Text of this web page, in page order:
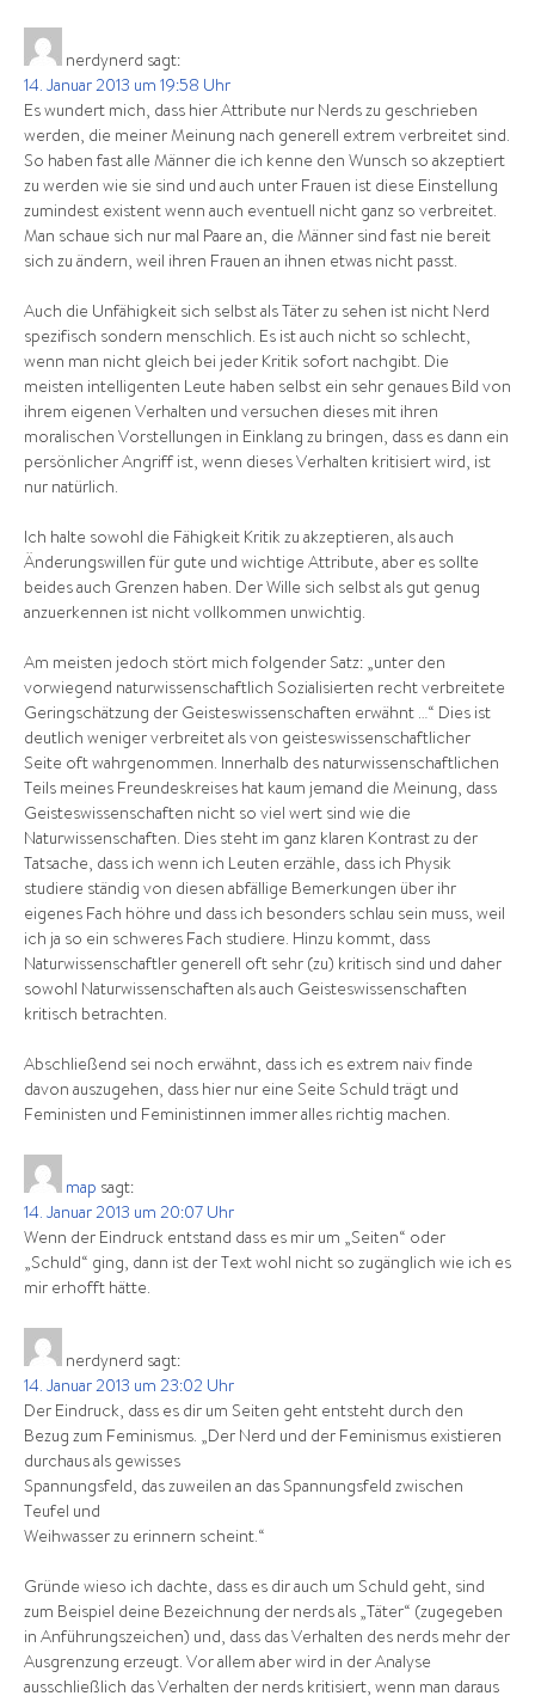
nerdynerd sagt:
14. Januar 2013 um 19:58 Uhr
Es wundert mich, dass hier Attribute nur Nerds zu geschrieben
werden, die meiner Meinung nach generell extrem verbreitet sind.
So haben fast alle Männer die ich kenne den Wunsch so akzeptiert
zu werden wie sie sind und auch unter Frauen ist diese Einstellung
zumindest existent wenn auch eventuell nicht ganz so verbreitet.
Man schaue sich nur mal Paare an, die Männer sind fast nie bereit
sich zu ändern, weil ihren Frauen an ihnen etwas nicht passt.
Auch die Unfähigkeit sich selbst als Täter zu sehen ist nicht Nerd
spezifisch sondern menschlich. Es ist auch nicht so schlecht,
wenn man nicht gleich bei jeder Kritik sofort nachgibt. Die
meisten intelligenten Leute haben selbst ein sehr genaues Bild von
ihrem eigenen Verhalten und versuchen dieses mit ihren
moralischen Vorstellungen in Einklang zu bringen, dass es dann ein
persönlicher Angriff ist, wenn dieses Verhalten kritisiert wird, ist
nur natürlich.
Ich halte sowohl die Fähigkeit Kritik zu akzeptieren, als auch
Änderungswillen für gute und wichtige Attribute, aber es sollte
beides auch Grenzen haben. Der Wille sich selbst als gut genug
anzuerkennen ist nicht vollkommen unwichtig.
Am meisten jedoch stört mich folgender Satz: „unter den
vorwiegend naturwissenschaftlich Sozialisierten recht verbreitete
Geringschätzung der Geisteswissenschaften erwähnt …“ Dies ist
deutlich weniger verbreitet als von geisteswissenschaftlicher
Seite oft wahrgenommen. Innerhalb des naturwissenschaftlichen
Teils meines Freundeskreises hat kaum jemand die Meinung, dass
Geisteswissenschaften nicht so viel wert sind wie die
Naturwissenschaften. Dies steht im ganz klaren Kontrast zu der
Tatsache, dass ich wenn ich Leuten erzähle, dass ich Physik
studiere ständig von diesen abfällige Bemerkungen über ihr
eigenes Fach höhre und dass ich besonders schlau sein muss, weil
ich ja so ein schweres Fach studiere. Hinzu kommt, dass
Naturwissenschaftler generell oft sehr (zu) kritisch sind und daher
sowohl Naturwissenschaften als auch Geisteswissenschaften
kritisch betrachten.
Abschließend sei noch erwähnt, dass ich es extrem naiv finde
davon auszugehen, dass hier nur eine Seite Schuld trägt und
Feministen und Feministinnen immer alles richtig machen.
map sagt:
14. Januar 2013 um 20:07 Uhr
Wenn der Eindruck entstand dass es mir um „Seiten“ oder
„Schuld“ ging, dann ist der Text wohl nicht so zugänglich wie ich es
mir erhofft hätte.
nerdynerd sagt:
14. Januar 2013 um 23:02 Uhr
Der Eindruck, dass es dir um Seiten geht entsteht durch den
Bezug zum Feminismus. „Der Nerd und der Feminismus existieren
durchaus als gewisses
Spannungsfeld, das zuweilen an das Spannungsfeld zwischen
Teufel und
Weihwasser zu erinnern scheint.“
Gründe wieso ich dachte, dass es dir auch um Schuld geht, sind
zum Beispiel deine Bezeichnung der nerds als „Täter“ (zugegeben
in Anführungszeichen) und, dass das Verhalten des nerds mehr der
Ausgrenzung erzeugt. Vor allem aber wird in der Analyse
ausschließlich das Verhalten der nerds kritisiert, wenn man daraus